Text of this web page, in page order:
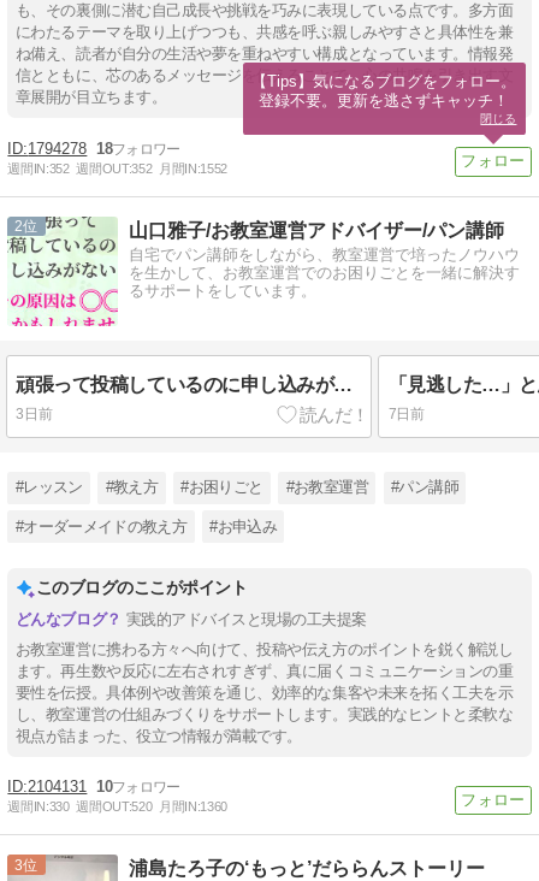
も、その裏側に潜む自己成長や挑戦を巧みに表現している点です。多方面
にわたるテーマを取り上げつつも、共感を呼ぶ親しみやすさと具体性を兼
ね備え、読者が自分の生活や夢を重ねやすい構成となっています。情報発
信とともに、芯のあるメッセージを伝えることで、心の共鳴を引き出す文
章展開が目立ちます。
1794278 18
週間IN:352 週間OUT:352 月間IN:1552
2 山口雅子/お教室運営アドバイザー/パン講師
自宅でパン講師をしながら、教室運営で培ったノウハウ
を生かして、お教室運営でのお困りごとを一緒に解決す
るサポートをしています。
頑張って投稿しているのに申し込みがない…その原因は「〇〇」かもしれません
3日前 7日前
#レッスン #教え方 #お困りごと #お教室運営 #パン講師
#オーダーメイドの教え方 #お申込み
このブログのここがポイント
実践的アドバイスと現場の工夫提案
お教室運営に携わる方々へ向けて、投稿や伝え方のポイントを鋭く解説し
ます。再生数や反応に左右されすぎず、真に届くコミュニケーションの重
要性を伝授。具体例や改善策を通じ、効率的な集客や未来を拓く工夫を示
し、教室運営の仕組みづくりをサポートします。実践的なヒントと柔軟な
視点が詰まった、役立つ情報が満載です。
2104131 10
週間IN:330 週間OUT:520 月間IN:1360
3 浦島たろ子の‘もっと’だららんストーリー
【Tips】気になるブログをフォロー。
登録不要。更新を逃さずキャッチ！
閉じる